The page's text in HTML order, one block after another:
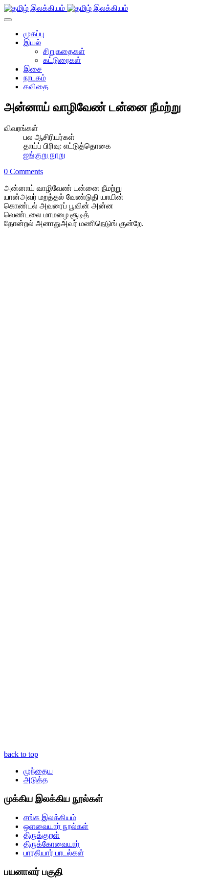
முகப்பு
இயல்
சிறுகதைகள்
கட்டுரைகள்
இசை
நாடகம்
கவிதை
அன்னாய் வாழிவேண் டன்னை நீமற்று
விவரங்கள்
பல ஆசிரியர்கள்
தாய்ப் பிரிவு: எட்டுத்தொகை
ஐங்குறு நூறு
0 Comments
அன்னாய் வாழிவேண் டன்னை நீமற்று
யான்அவர் மறத்தல் வேண்டுதி யாயின்
கொண்டல் அவரைப் பூவின் அன்ன
வெண்டலை மாமழை சூடித்
தோன்றல் அனாதுஅவர் மணிநெடுங் குன்றே.
back to top
முந்தைய
அடுத்த
முக்கிய இலக்கிய நூல்கள்
சங்க இலக்கியம்
ஒளவையார் நூல்கள்
திருக்குறள்
திருக்கோவையார்
பாரதியார் பாடல்கள்
பயனாளர் பகுதி